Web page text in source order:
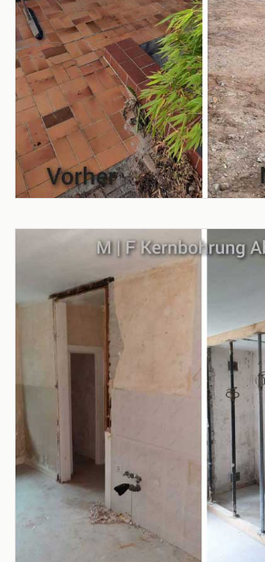
PROJEKT
Terrassenabbruch